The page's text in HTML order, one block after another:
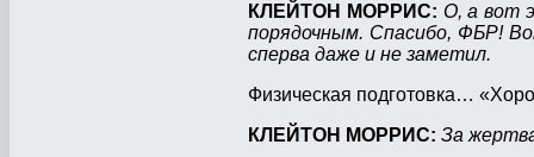
КЛЕЙТОН МОРРИС: О, а вот
порядочным. Спасибо, ФБР!
сперва даже и не заметил.
Физическая подготовка…
КЛЕЙТОН МОРРИС: За